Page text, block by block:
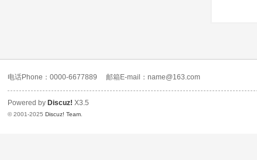
电话Phone：0000-6677889 邮箱E-mail：name@163.com
Powered by Discuz! X3.5
© 2001-2025Discuz! Team